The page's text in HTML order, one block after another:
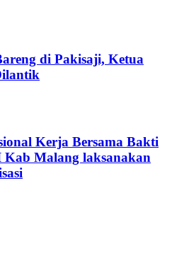
di Pakisaji, Ketua
Kerja Bersama Bakti
Malang laksanakan